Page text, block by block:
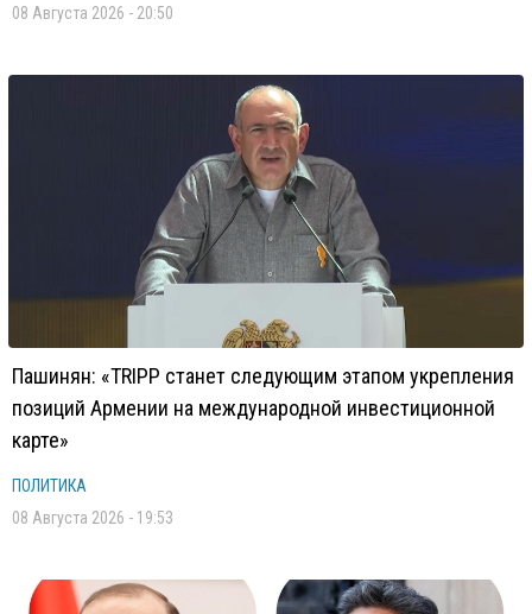
08 Августа 2026 - 20:50
Пашинян: «TRIPP станет следующим этапом укрепления
позиций Армении на международной инвестиционной
карте»
ПОЛИТИКА
08 Августа 2026 - 19:53